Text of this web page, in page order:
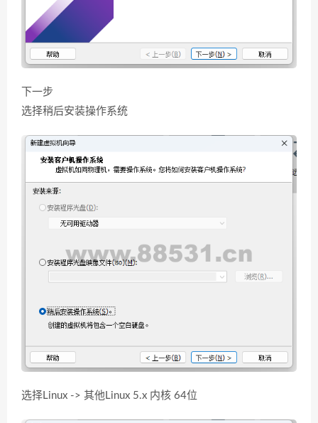
下一步
选择稍后安装操作系统
选择Linux -> 其他Linux 5.x 内核 64位